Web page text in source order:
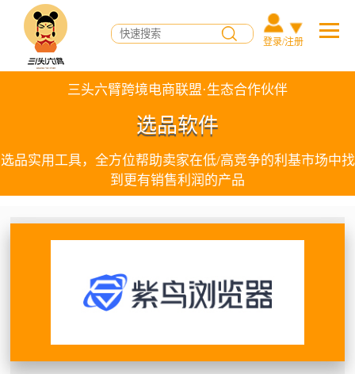
登录/注册
三头六臂跨境电商联盟·生态合作伙伴
选品软件
选品实用工具，全方位帮助卖家在低/高竞争的利基市场中找
到更有销售利润的产品